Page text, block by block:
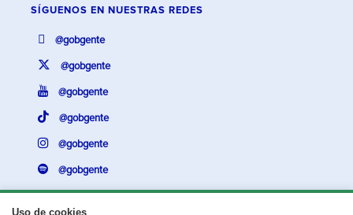
Uso de cookies
SÍGUENOS EN NUESTRAS REDES
@gobgente
@gobgente
@gobgente
@gobgente
@gobgente
@gobgente